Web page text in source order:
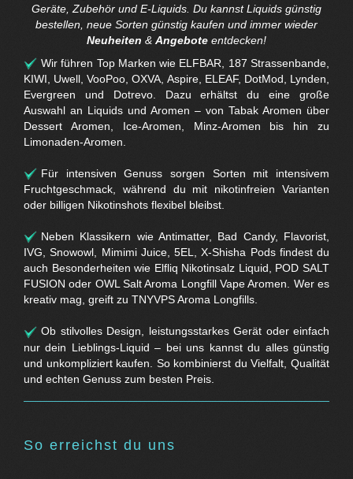
Geräte, Zubehör und E-Liquids. Du kannst Liquids günstig
bestellen, neue Sorten günstig kaufen und immer wieder
Neuheiten & Angebote entdecken!
Wir führen Top Marken wie ELFBAR, 187 Strassenbande,
KIWI, Uwell, VooPoo, OXVA, Aspire, ELEAF, DotMod, Lynden,
Evergreen und Dotrevo. Dazu erhältst du eine große
Auswahl an Liquids und Aromen – von Tabak Aromen über
Dessert Aromen, Ice-Aromen, Minz-Aromen bis hin zu
Limonaden-Aromen.
Für intensiven Genuss sorgen Sorten mit intensivem
Fruchtgeschmack, während du mit nikotinfreien Varianten
oder billigen Nikotinshots flexibel bleibst.
Neben Klassikern wie Antimatter, Bad Candy, Flavorist,
IVG, Snowowl, Mimimi Juice, 5EL, X-Shisha Pods findest du
auch Besonderheiten wie Elfliq Nikotinsalz Liquid, POD SALT
FUSION oder OWL Salt Aroma Longfill Vape Aromen. Wer es
kreativ mag, greift zu TNYVPS Aroma Longfills.
Ob stilvolles Design, leistungsstarkes Gerät oder einfach
nur dein Lieblings-Liquid – bei uns kannst du alles günstig
und unkompliziert kaufen. So kombinierst du Vielfalt, Qualität
und echten Genuss zum besten Preis.
So erreichst du uns